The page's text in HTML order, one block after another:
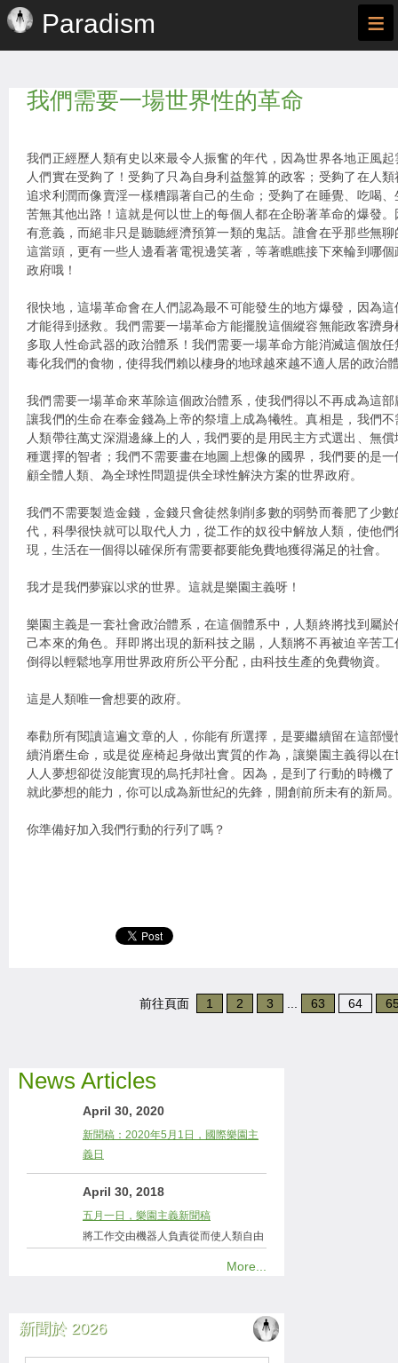
Paradism ≡
我們需要一場世界性的革命
我們正經歷人類有史以來最令人振奮的年代，因為世界各地正風
人們實在受夠了！受夠了只為自身利益盤算的政客；受夠了在人
追求利潤而像賣淫一樣糟蹋著自己的生命；受夠了在睡覺、吃喝
苦無其他出路！這就是何以世上的每個人都在企盼著革命的爆發
有意義，而絕非只是聽聽經濟預算一類的鬼話。誰會在乎那些無
這當頭，更有一些人邊看著電視邊笑著，等著瞧瞧接下來輪到哪
政府哦！
很快地，這場革命會在人們認為最不可能發生的地方爆發，因為
才能得到拯救。我們需要一場革命方能擺脫這個縱容無能政客躋
多取人性命武器的政治體系！我們需要一場革命方能消滅這個放
毒化我們的食物，使得我們賴以棲身的地球越來越不適人居的政治
我們需要一場革命來革除這個政治體系，使我們得以不再成為這
讓我們的生命在奉金錢為上帝的祭壇上成為犧牲。真相是，我們
人類帶往萬丈深淵邊緣上的人，我們要的是用民主方式選出、無
種選擇的智者；我們不需要畫在地圖上想像的國界，我們要的是
顧全體人類、為全球性問題提供全球性解決方案的世界政府。
我們不需要製造金錢，金錢只會徒然剝削多數的弱勢而養肥了少
代，科學很快就可以取代人力，從工作的奴役中解放人類，使他
現，生活在一個得以確保所有需要都要能免費地獲得滿足的社會。
我才是我們夢寐以求的世界。這就是樂園主義呀！
樂園主義是一套社會政治體系，在這個體系中，人類終將找到屬
己本來的角色。拜即將出現的新科技之賜，人類將不再被迫辛苦
倒得以輕鬆地享用世界政府所公平分配，由科技生產的免費物資。
這是人類唯一會想要的政府。
奉勸所有閱讀這遍文章的人，你能有所選擇，是要繼續留在這部
續消磨生命，或是從座椅起身做出實質的作為，讓樂園主義得以
人人夢想卻從沒能實現的烏托邦社會。因為，是到了行動的時機
就此夢想的能力，你可以成為新世紀的先鋒，開創前所未有的新局
你準備好加入我們行動的行列了嗎？
前往頁面 1 2 3 63 64
News Articles
April 30, 2020
新聞稿：2020年5月1日，國際樂園主
義日
April 30, 2018
五月一日，樂園主義新聞稿
將工作交由機器人負責從而使人類自由
More...
新聞於 2026